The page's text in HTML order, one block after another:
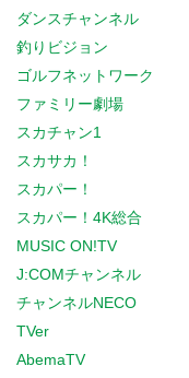
ダンスチャンネル
釣りビジョン
ゴルフネットワーク
ファミリー劇場
スカチャン1
スカサカ！
スカパー！
スカパー！4K総合
MUSIC ON!TV
J:COMチャンネル
チャンネルNECO
TVer
AbemaTV